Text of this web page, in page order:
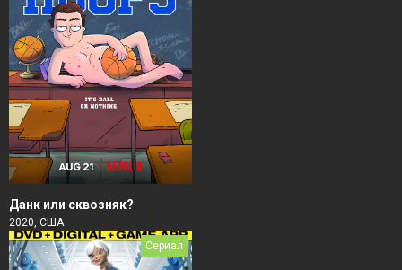
Данк или сквозняк?
2020, США
Сериал